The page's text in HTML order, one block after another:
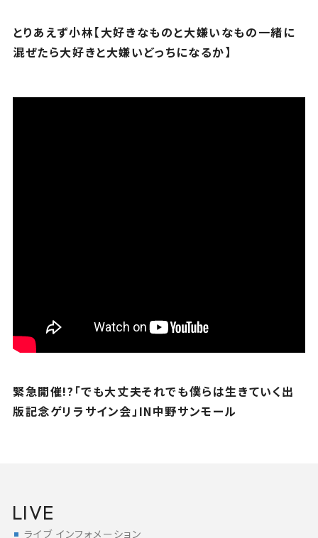
とりあえず小林【大好きなものと大嫌いなもの一緒に
混ぜたら大好きと大嫌いどっちになるか】
緊急開催!?「でも大丈夫それでも僕らは生きていく出
版記念ゲリラサイン会」IN中野サンモール
LIVE
ライブ インフォメーション